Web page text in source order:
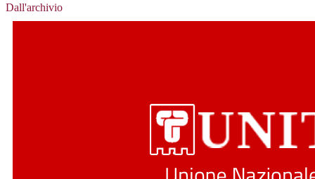
Dall'archivio